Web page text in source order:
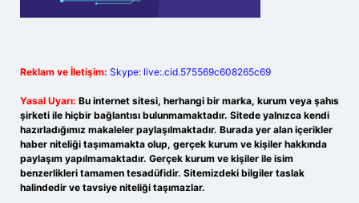
Reklam ve İletişim: Skype: live:.cid.575569c608265c69
Yasal Uyarı: Bu internet sitesi, herhangi bir marka, kurum veya şahıs
şirketi ile hiçbir bağlantısı bulunmamaktadır. Sitede yalnızca kendi
hazırladığımız makaleler paylaşılmaktadır. Burada yer alan içerikler
haber niteliği taşımamakta olup, gerçek kurum ve kişiler hakkında
paylaşım yapılmamaktadır. Gerçek kurum ve kişiler ile isim
benzerlikleri tamamen tesadüfidir. Sitemizdeki bilgiler taslak
halindedir ve tavsiye niteliği taşımazlar.